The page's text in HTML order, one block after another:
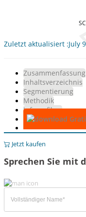
Zuletzt aktualisiert :July
Zusammenfassung
Inhaltsverzeichnis
Segmentierung
Methodik
Infografiken
Jetzt kaufen
Sprechen Sie mit